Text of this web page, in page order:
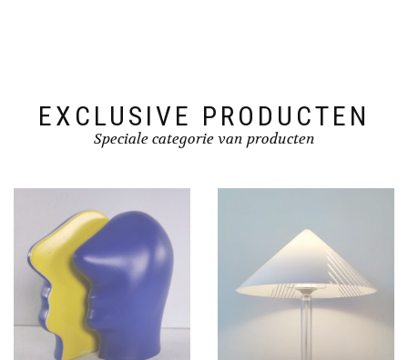
EXCLUSIVE PRODUCTEN
Speciale categorie van producten